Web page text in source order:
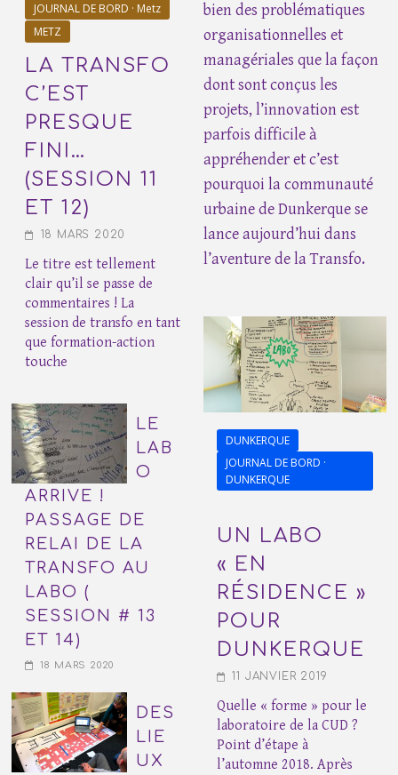
JOURNAL DE BORD · Metz
METZ
LA TRANSFO
C’EST
PRESQUE
FINI…
(SESSION 11
ET 12)
18 MARS 2020
Le titre est tellement
clair qu’il se passe de
commentaires ! La
session de transfo en tant
que formation-action
touche
LE
LAB
O
ARRIVE !
PASSAGE DE
RELAI DE LA
TRANSFO AU
LABO (
SESSION # 13
ET 14)
18 MARS 2020
DES
LIE
UX
bien des problématiques
organisationnelles et
managériales que la façon
dont sont conçus les
projets, l’innovation est
parfois difficile à
appréhender et c’est
pourquoi la communauté
urbaine de Dunkerque se
lance aujourd’hui dans
l’aventure de la Transfo.
DUNKERQUE
JOURNAL DE BORD ·
DUNKERQUE
UN LABO
« EN
RÉSIDENCE »
POUR
DUNKERQUE
11 JANVIER 2019
Quelle « forme » pour le
laboratoire de la CUD ?
Point d’étape à
l’automne 2018. Après